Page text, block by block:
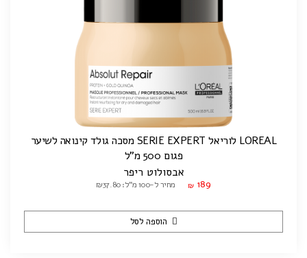
LOREAL לוריאל SERIE EXPERT מסכה גולד קינואה לשיער
פגום 500 מ"ל
אבסולוט ריפר
₪ 189 מחיר ל-100 מ"ל: ₪37.80
הוספה לסל